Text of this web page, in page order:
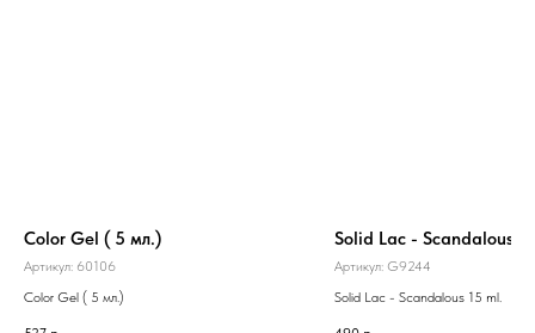
Color Gel ( 5 мл.)
Артикул: 60106
Color Gel ( 5 мл.)
Solid Lac - Scandalous
Артикул: G9244
Solid Lac - Scandalous 15 ml.